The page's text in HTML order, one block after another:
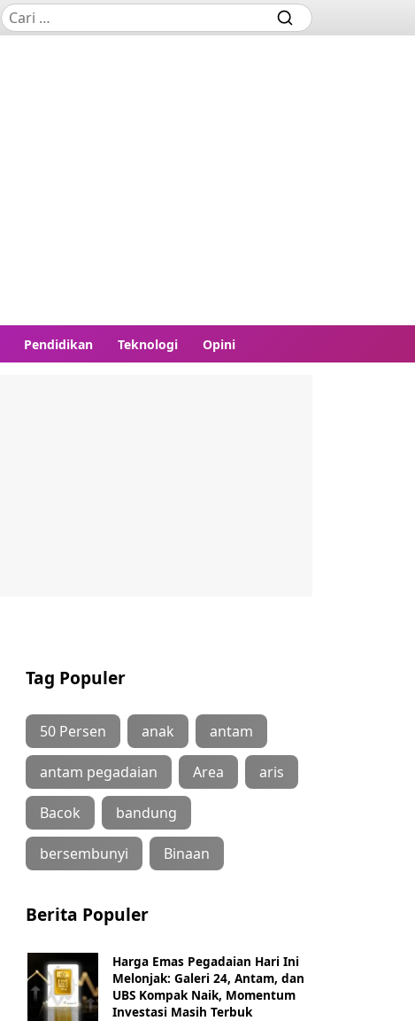
Pendidikan Teknologi Opini
Tag Populer
50 Persen anak antam
antam pegadaian Area aris
Bacok bandung
bersembunyi Binaan
Berita Populer
Harga Emas Pegadaian Hari Ini
Melonjak: Galeri 24, Antam, dan
UBS Kompak Naik, Momentum
Investasi Masih Terbuk